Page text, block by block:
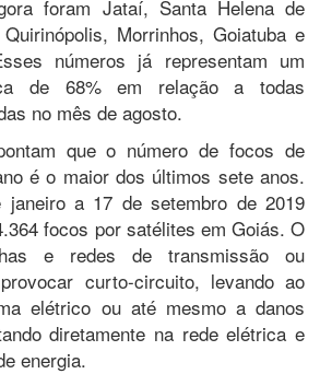
foram Jataí, Santa Helena de
Morrinhos, Goiatuba e
números já representam um
de 68% em relação a todas
no mês de agosto.
que o número de focos de
é o maior dos últimos sete anos.
janeiro a 17 de setembro de 2019
focos por satélites em Goiás. O
e redes de transmissão ou
curto-circuito, levando ao
elétrico ou até mesmo a danos
diretamente na rede elétrica e
energia.